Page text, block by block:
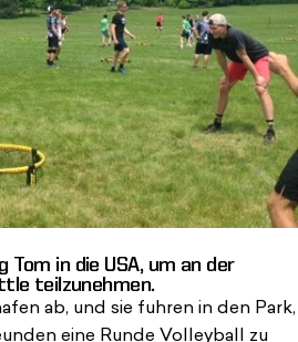
in die USA, um an der
teilzunehmen.
ab, und sie fuhren in den Park,
eine Runde Volleyball zu